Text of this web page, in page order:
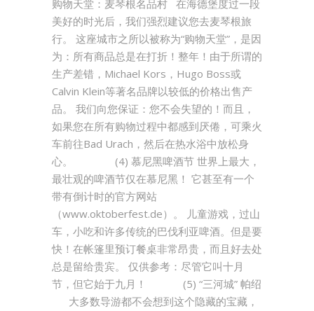
购物天堂：麦琴根名品村 在海德堡度过一段
美好的时光后，我们强烈建议您去麦琴根旅
行。 这座城市之所以被称为“购物天堂”，是因
为：所有商品总是在打折！整年！由于所谓的
生产差错，Michael Kors，Hugo Boss或
Calvin Klein等著名品牌以较低的价格出售产
品。 我们向您保证：您不会失望的！而且，
如果您在所有购物过程中都感到厌倦，可乘火
车前往Bad Urach，然后在热水浴中放松身
心。 (4) 慕尼黑啤酒节 世界上最大，
最壮观的啤酒节仅在慕尼黑！ 它甚至有一个
带有倒计时的官方网站
（www.oktoberfest.de）。 儿童游戏，过山
车，小吃和许多传统的巴伐利亚啤酒。但是要
快！在帐篷里预订餐桌非常昂贵，而且好去处
总是留给贵宾。 仅供参考：尽管它叫十月
节，但它始于九月！ (5) “三河城” 帕绍
大多数导游都不会想到这个隐藏的宝藏，